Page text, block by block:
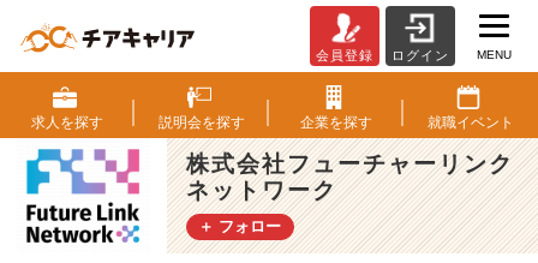
社
紹
介：
朝
会
＆
B
会員登録 ログイン MENU
求人を探す 説明会を探す 企業を探す 就職イベント
株式会社フューチャーリンク
ネットワーク
＋ フォロー